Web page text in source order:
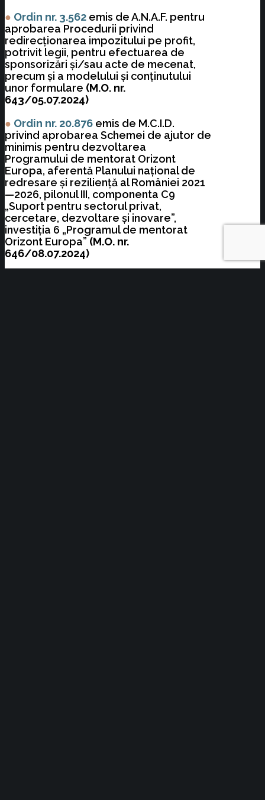
● Ordin nr. 3.562 emis de A.N.A.F. pentru
aprobarea Procedurii privind
redirecționarea impozitului pe profit,
potrivit legii, pentru efectuarea de
sponsorizări și/sau acte de mecenat,
precum și a modelului și conținutului
unor formulare (M.O. nr.
643/05.07.2024)
● Ordin nr. 20.876 emis de M.C.I.D.
privind aprobarea Schemei de ajutor de
minimis pentru dezvoltarea
Programului de mentorat Orizont
Europa, aferentă Planului național de
redresare și reziliență al României 2021
—2026, pilonul III, componenta C9
„Suport pentru sectorul privat,
cercetare, dezvoltare și inovare”,
investiția 6 „Programul de mentorat
Orizont Europa” (M.O. nr.
646/08.07.2024)